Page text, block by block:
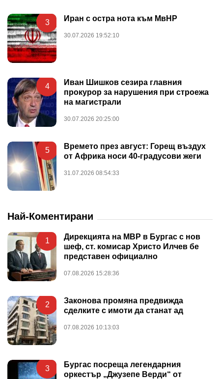
3 Иран с остра нота към МвНР
30.07.2026 19:52:10
4
Иван Шишков сезира главния
прокурор за нарушения при строежа
на магистрали
30.07.2026 20:25:00
5
Времето през август: Горещ въздух
от Африка носи 40-градусови жеги
31.07.2026 08:54:33
Най-Коментирани
1
Дирекцията на МВР в Бургас с нов
шеф, ст. комисар Христо Илчев бе
представен официално
07.08.2026 15:28:36
2
Законова промяна предвижда
сделките с имоти да станат ад
07.08.2026 10:13:03
3
Бургас посреща легендарния
оркестър „Джузепе Верди“ от